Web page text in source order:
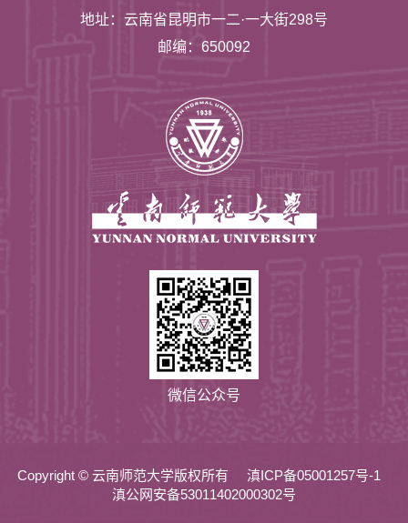
地址：云南省昆明市一二·一大街298号
邮编：650092
微信公众号
Copyright © 云南师范大学版权所有 滇ICP备05001257号-1
滇公网安备53011402000302号